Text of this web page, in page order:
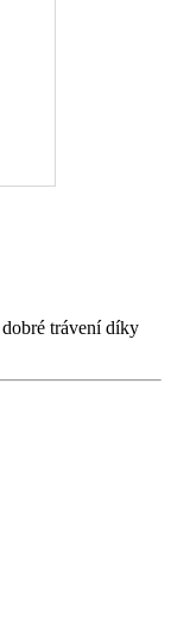
trávení díky